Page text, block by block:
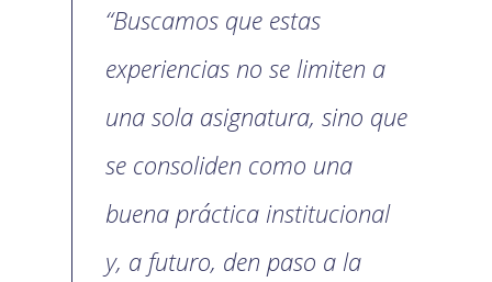
“Buscamos que estas
experiencias no se limiten a
una sola asignatura, sino que
se consoliden como una
buena práctica institucional
y, a futuro, den paso a la